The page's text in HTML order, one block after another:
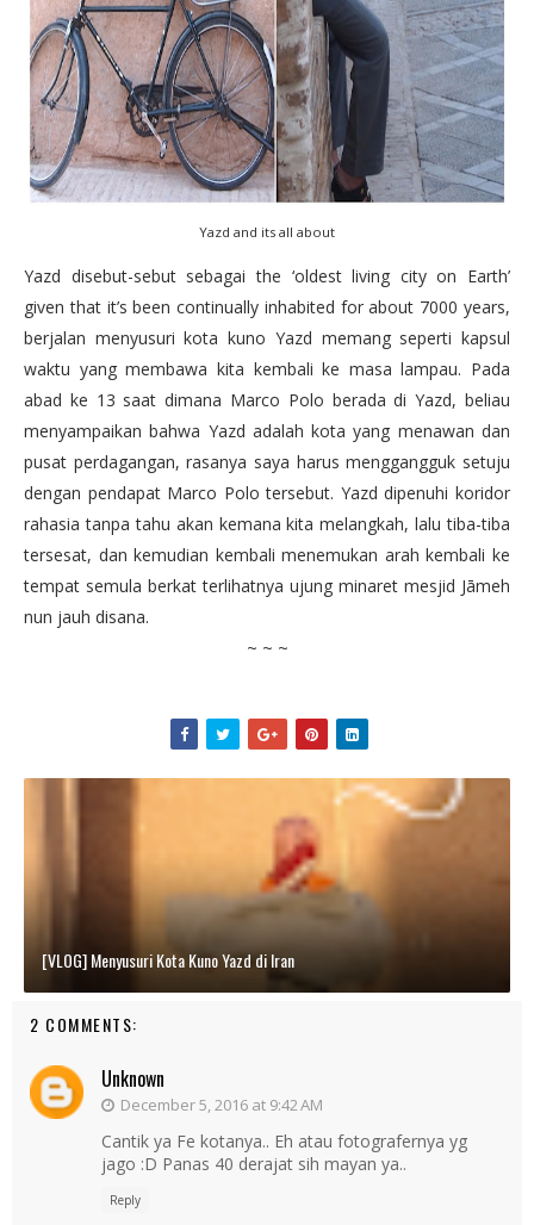
Yazd and its all about
Yazd disebut-sebut sebagai the ‘oldest living city on Earth’
given that it’s been continually inhabited for about 7000 years,
berjalan menyusuri kota kuno Yazd memang seperti kapsul
waktu yang membawa kita kembali ke masa lampau. Pada
abad ke 13 saat dimana Marco Polo berada di Yazd, beliau
menyampaikan bahwa Yazd adalah kota yang menawan dan
pusat perdagangan, rasanya saya harus menggangguk setuju
dengan pendapat Marco Polo tersebut. Yazd dipenuhi koridor
rahasia tanpa tahu akan kemana kita melangkah, lalu tiba-tiba
tersesat, dan kemudian kembali menemukan arah kembali ke
tempat semula berkat terlihatnya ujung minaret mesjid Jāmeh
nun jauh disana.
~ ~ ~
[VLOG] Menyusuri Kota Kuno Yazd di Iran
2 COMMENTS:
Unknown
December 5, 2016 at 9:42 AM
Cantik ya Fe kotanya.. Eh atau fotografernya yg
jago :D Panas 40 derajat sih mayan ya..
Reply